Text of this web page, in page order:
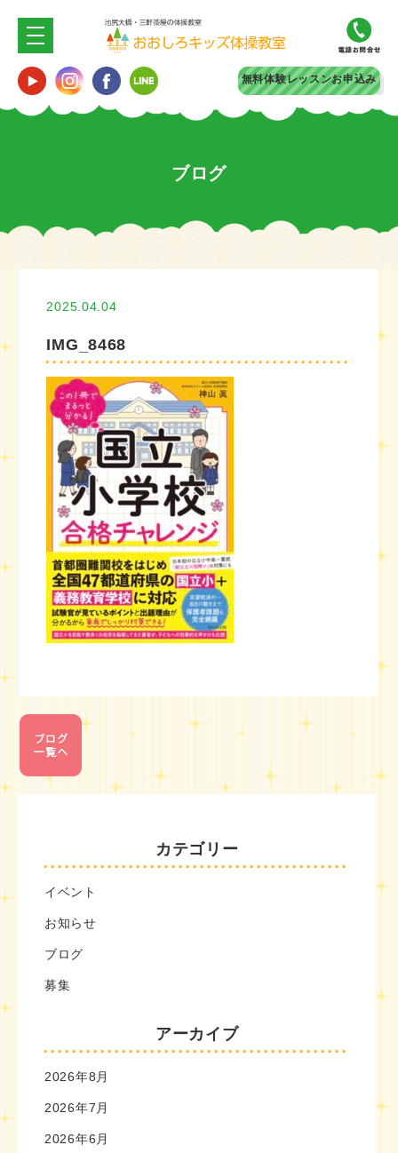
無料体験レッスンお申込み
ブログ
カテゴリー
イベント
お知らせ
ブログ
募集
アーカイブ
2026年8月
2026年7月
2026年6月
2025.04.04
IMG_8468